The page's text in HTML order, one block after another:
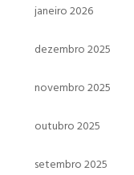
janeiro 2026
dezembro 2025
novembro 2025
outubro 2025
setembro 2025